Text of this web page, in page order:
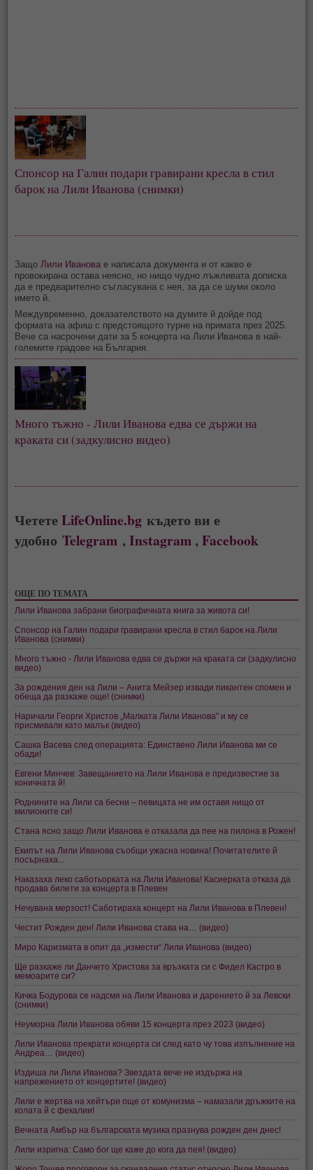
Спонсор на Галин подари гравирани кресла в стил
барок на Лили Иванова (снимки)
Защо Лили Иванова е написала документа и от какво е
провокирана остава неясно, но нищо чудно лъжливата дописка
да е предварително съгласувана с нея, за да се шуми около
името й.
Междувременно, доказателството на думите й дойде под
формата на афиш с предстоящото турне на примата през 2025.
Вече са насрочени дати за 5 концерта на Лили Иванова в най-
големите градове на България.
Много тъжно - Лили Иванова едва се държи на
краката си (задкулисно видео)
ЧететеLifeOnline.bg където ви е
удобноTelegram ,Instagram ,Facebook
ОЩЕ ПО ТЕМАТА
Лили Иванова забрани биографичната книга за живота си!
Спонсор на Галин подари гравирани кресла в стил барок на Лили
Иванова (снимки)
Много тъжно - Лили Иванова едва се държи на краката си (задкулисно
видео)
За рождения ден на Лили – Анита Мейзер извади пикантен спомен и
обеща да разкаже още! (снимки)
Наричали Георги Христов „Малката Лили Иванова" и му се
присмивали като малък (видео)
Сашка Васева след операцията: Единствено Лили Иванова ми се
обади!
Евгени Минчев: Завещанието на Лили Иванова е предизвестие за
коничната й!
Роднините на Лили са бесни – певицата не им оставя нищо от
милионите си!
Стана ясно защо Лили Иванова е отказала да пее на пилона в Рожен!
Екипът на Лили Иванова съобщи ужасна новина! Почитателите й
посърнаха...
Наказаха леко саботьорката на Лили Иванова! Касиерката отказа да
продава билети за концерта в Плевен
Нечувана мерзост! Саботираха концерт на Лили Иванова в Плевен!
Честит Рожден ден! Лили Иванова става на… (видео)
Миро Каризмата в опит да „измести“ Лили Иванова (видео)
Ще разкаже ли Данчето Христова за връзката си с Фидел Кастро в
мемоарите си?
Кичка Бодурова се надсмя на Лили Иванова и дарението й за Левски
(снимки)
Неуморна Лили Иванова обяви 15 концерта през 2023 (видео)
Лили Иванова прекрати концерта си след като чу това изпълнение на
Андреа… (видео)
Издиша ли Лили Иванова? Звездата вече не издържа на
напрежението от концертите! (видео)
Лили е жертва на хейтъри още от комунизма – намазали дръжките на
колата й с фекалии!
Вечната Амбър на българската музика празнува рожден ден днес!
Лили изригна: Само бог ще каже до кога да пея! (видео)